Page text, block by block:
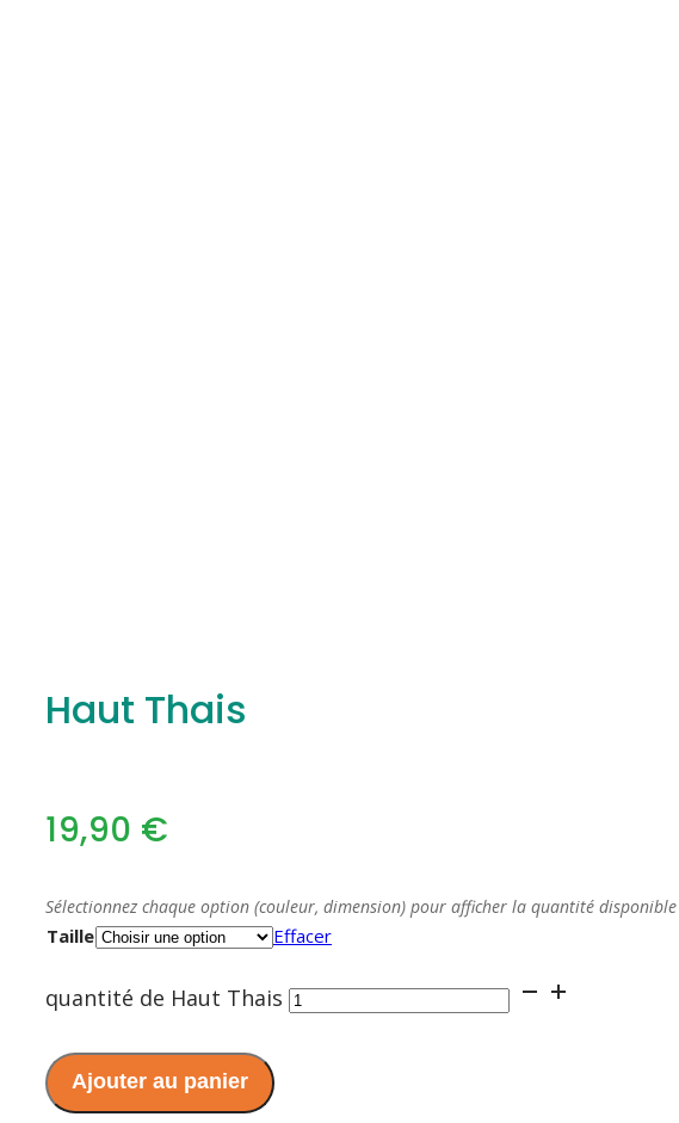
Haut Thais
19,90 €
Sélectionnez chaque option (couleur, dimension) pour afficher la quantité disponible
Taille Effacer
quantité de Haut Thais
Ajouter au panier